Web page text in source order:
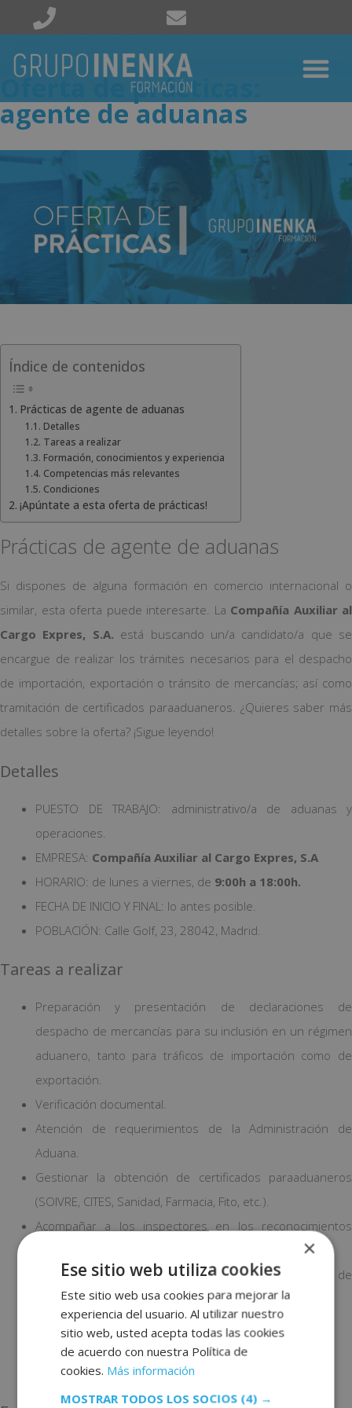
Oferta de prácticas:
agente de aduanas
Índice de contenidos
Prácticas de agente de aduanas
Detalles
Tareas a realizar
Formación, conocimientos y experiencia
Competencias más relevantes
Condiciones
¡Apúntate a esta oferta de prácticas!
Prácticas de agente de aduanas
Si dispones de alguna formación en comercio internacional o
similar, esta oferta puede interesarte. La Compañía Auxiliar al
Cargo Expres, S.A. está buscando un/a candidato/a que se
encargue de realizar los trámites necesarios para el despacho
de importación, exportación o tránsito de mercancías; así como
tramitación de certificados paraaduaneros. ¿Quieres saber más
detalles sobre la oferta? ¡Sigue leyendo!
Detalles
PUESTO DE TRABAJO: administrativo/a de aduanas y
operaciones.
EMPRESA: Compañía Auxiliar al Cargo Expres, S.A
HORARIO: de lunes a viernes, de 9:00h a 18:00h.
FECHA DE INICIO Y FINAL: lo antes posible.
POBLACIÓN: Calle Golf, 23, 28042, Madrid.
Tareas a realizar
Preparación y presentación de declaraciones de
despacho de mercancías para su inclusión en un régimen
aduanero, tanto para tráficos de importación como de
exportación.
Verificación documental.
Atención de requerimientos de la Administración de
Aduana.
Gestionar la obtención de certificados paraaduaneros
(SOIVRE, CITES, Sanidad, Farmacia, Fito, etc.).
Acompañar a los inspectores en los reconocimientos
Emisión de listines para la entrega o recogida de
mercancías.
Coordinación de transporte terrestre.
Resolución de incidencias.
Manejo de expedientes.
×
Ese sitio web utiliza cookies
Este sitio web usa cookies para mejorar la
experiencia del usuario. Al utilizar nuestro
sitio web, usted acepta todas las cookies
de acuerdo con nuestra Política de
cookies. Más información
MOSTRAR TODOS LOS SOCIOS (4) →